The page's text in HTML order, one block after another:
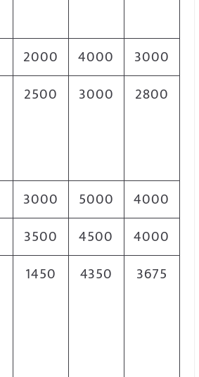
2000 4000
3000
2500 3000 2800
3000 5000
4000
3500 4500
4000
1450 4350 3675